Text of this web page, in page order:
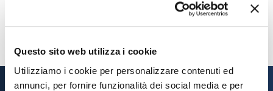
Questo sito web utilizza i cookie
Utilizziamo i cookie per personalizzare contenuti ed
annunci, per fornire funzionalità dei social media e per
Comunicato Stampa Luglio 2024 (232.55 KB)